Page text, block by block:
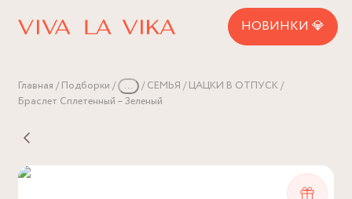
НОВИНКИ 💎
Главная Подборки ... СЕМЬЯ
ЦАЦКИ В ОТПУСК
Браслет Сплетенный – Зеленый